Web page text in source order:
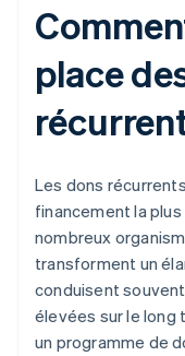
place
Les dons
financement la
nombreux
transforment un
conduisent
élevées sur le long
un programme de